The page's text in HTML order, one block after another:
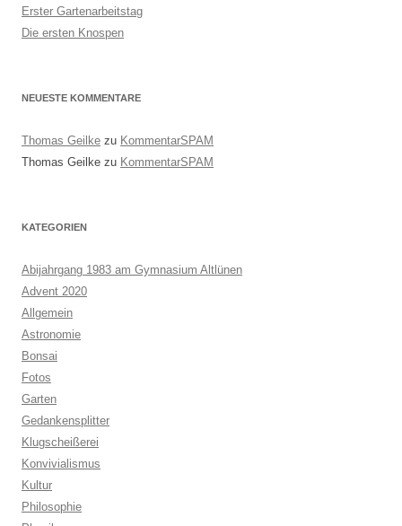
Erster Gartenarbeitstag
Die ersten Knospen
NEUESTE KOMMENTARE
Thomas Geilke zu KommentarSPAM
Thomas Geilke zu KommentarSPAM
KATEGORIEN
Abijahrgang 1983 am Gymnasium Altlünen
Advent 2020
Allgemein
Astronomie
Bonsai
Fotos
Garten
Gedankensplitter
Klugscheißerei
Konvivialismus
Kultur
Philosophie